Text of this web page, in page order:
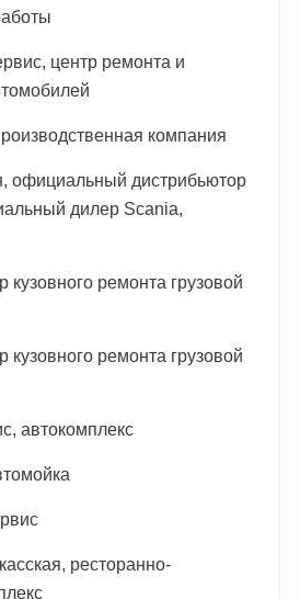
центр ремонта и
компания
официальный дистрибьютор
дилер Scania,
кузовного ремонта грузовой
кузовного ремонта грузовой
автокомплекс
ресторанно-